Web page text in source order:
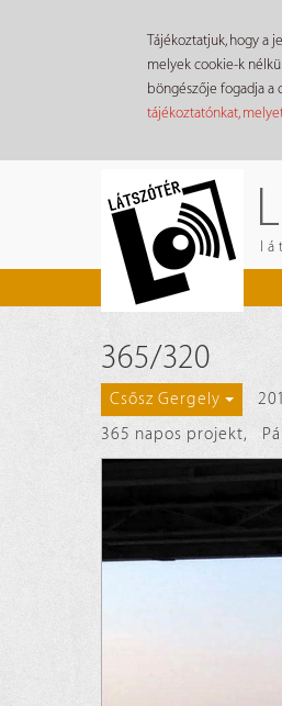
Tájékoztatjuk, hogy a
melyek cookie-k
böngészője fogadja a
tájékoztatónkat,
365/320
Csősz Gergely
365 napos projekt,